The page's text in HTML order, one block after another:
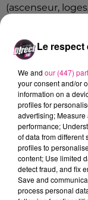
(ascenseur,
Enfin
�galement
�nerg�tique
syst�me de
b�timent, et la
en zinc sera
Le co�t des
HT.
[caption
Le
We and our (447)
your consent and/or
information on a
profiles for
advertising;
performance;
of data from different
profiles to
content; Use limited
detect fraud, and fix
Save and
process personal